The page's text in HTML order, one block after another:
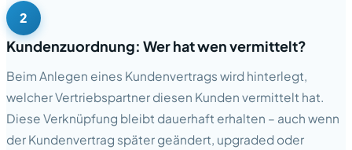
2
Kundenzuordnung: Wer hat wen vermittelt?
Beim Anlegen eines Kundenvertrags wird hinterlegt,
welcher Vertriebspartner diesen Kunden vermittelt hat.
Diese Verknüpfung bleibt dauerhaft erhalten – auch wenn
der Kundenvertrag später geändert, upgraded oder